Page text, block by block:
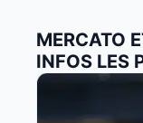
MERCATO
INFOS LES